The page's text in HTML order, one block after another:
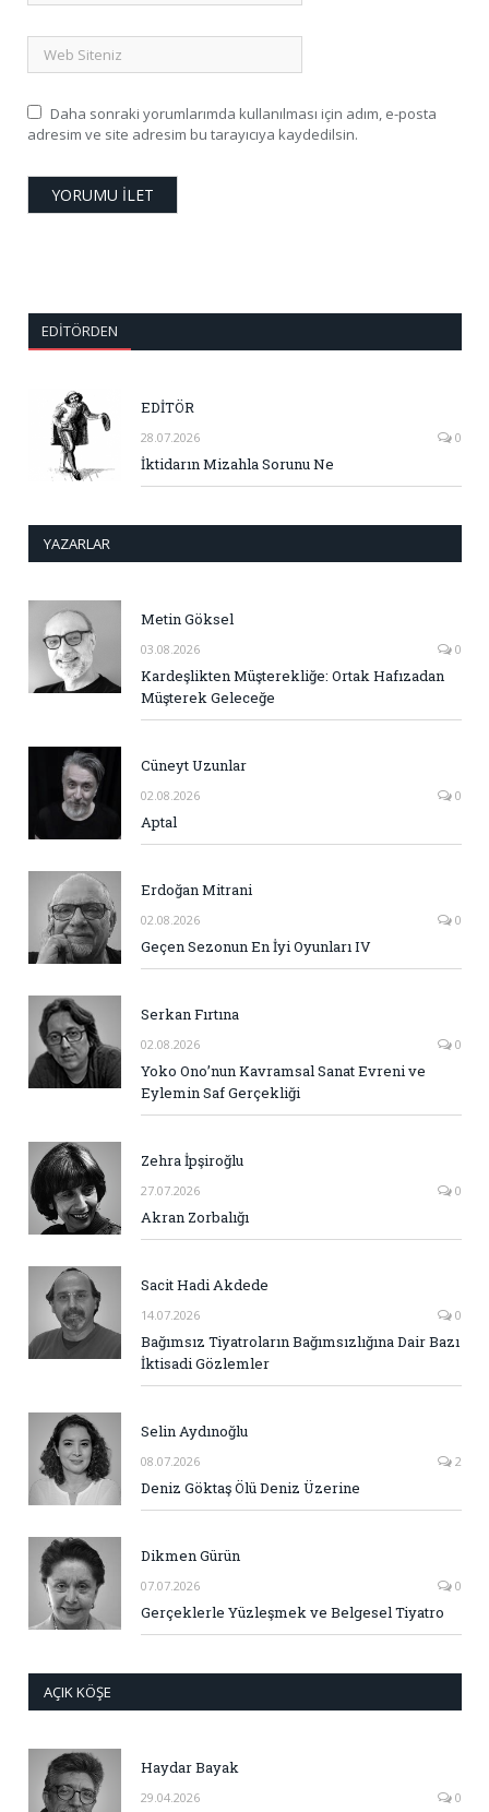
Daha sonraki yorumlarımda kullanılması için adım, e-posta
adresim ve site adresim bu tarayıcıya kaydedilsin.
EDITÖRDEN
EDİTÖR
28.07.2026 0
İktidarın Mizahla Sorunu Ne
YAZARLAR
Metin Göksel
03.08.2026 0
Kardeşlikten Müşterekliğe: Ortak Hafızadan
Müşterek Geleceğe
Cüneyt Uzunlar
02.08.2026 0
Aptal
Erdoğan Mitrani
02.08.2026 0
Geçen Sezonun En İyi Oyunları IV
Serkan Fırtına
02.08.2026 0
Yoko Ono’nun Kavramsal Sanat Evreni ve
Eylemin Saf Gerçekliği
Zehra İpşiroğlu
27.07.2026 0
Akran Zorbalığı
Sacit Hadi Akdede
14.07.2026 0
Bağımsız Tiyatroların Bağımsızlığına Dair Bazı
İktisadi Gözlemler
Selin Aydınoğlu
08.07.2026 2
Deniz Göktaş Ölü Deniz Üzerine
Dikmen Gürün
07.07.2026 0
Gerçeklerle Yüzleşmek ve Belgesel Tiyatro
AÇIK KÖŞE
Haydar Bayak
29.04.2026 0